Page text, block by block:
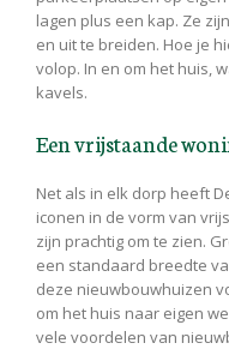
lagen plus een kap. Ze
en uit te breiden. Hoe je
volop. In en om het huis,
kavels.
Een vrijstaande
Net als in elk dorp heeft
iconen in de vorm van
zijn prachtig om te zien.
een standaard breedte
deze nieuwbouwhuizen
om het huis naar eigen
vele voordelen van